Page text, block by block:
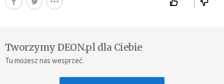
Tworzymy DEON.pl dla Ciebie
Tu możesz nas wesprzeć.